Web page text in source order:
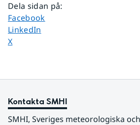
Dela sidan på:
Dela sidan på
Facebook
Dela sidan på
LinkedIn
Dela sidan på
X
Kontakta SMHI
SMHI, Sveriges meteorologiska